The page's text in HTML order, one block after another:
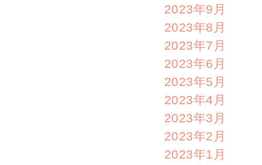
2023年9月
2023年8月
2023年7月
2023年6月
2023年5月
2023年4月
2023年3月
2023年2月
2023年1月